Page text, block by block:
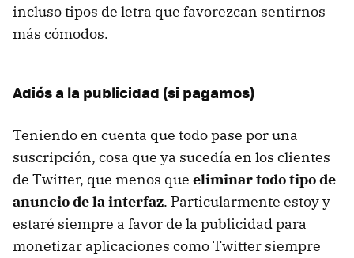
incluso tipos de letra que favorezcan sentirnos
más cómodos.
Adiós a la publicidad (si pagamos)
Teniendo en cuenta que todo pase por una
suscripción, cosa que ya sucedía en los clientes
de Twitter, que menos que eliminar todo tipo de
anuncio de la interfaz. Particularmente estoy y
estaré siempre a favor de la publicidad para
monetizar aplicaciones como Twitter siempre